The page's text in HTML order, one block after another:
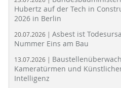
Hubertz auf der Tech in
2026 in Berlin
20.07.2026 | Asbest ist
Nummer Eins am Bau
13.07.2026 |
Kameratürmen und
Intelligenz